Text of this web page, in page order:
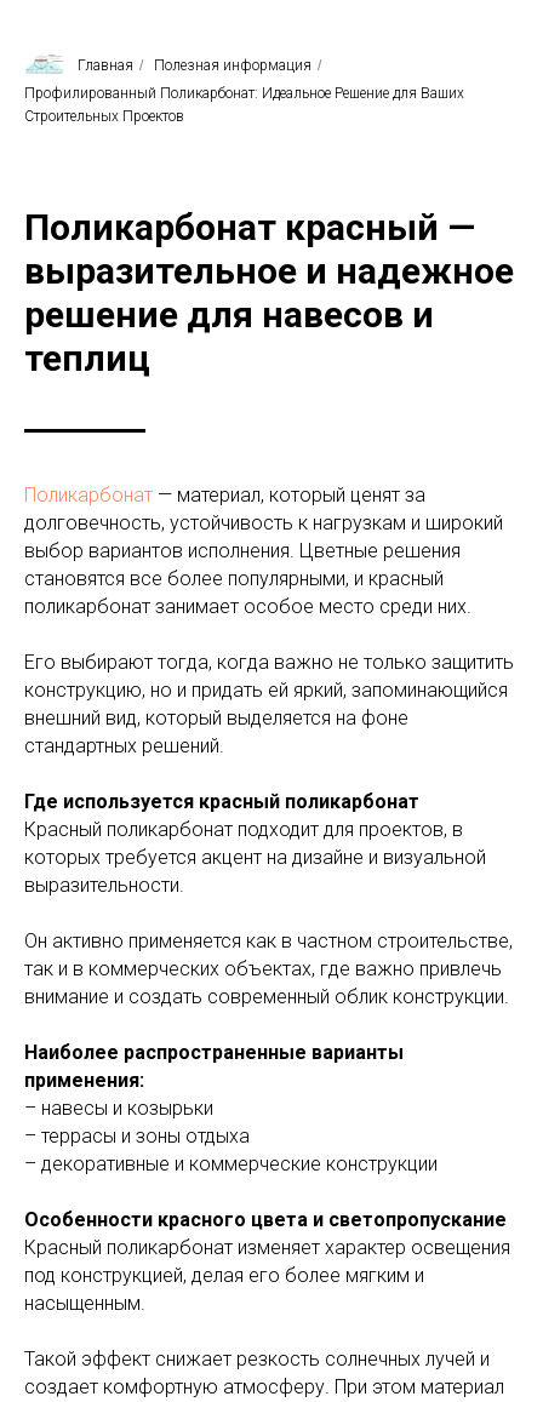
Главная / Полезная информация /
Профилированный Поликарбонат: Идеальное Решение для Ваших
Строительных Проектов
Поликарбонат красный —
выразительное и надежное
решение для навесов и
теплиц
Поликарбонат — материал, который ценят за
долговечность, устойчивость к нагрузкам и широкий
выбор вариантов исполнения. Цветные решения
становятся все более популярными, и красный
поликарбонат занимает особое место среди них.
Его выбирают тогда, когда важно не только защитить
конструкцию, но и придать ей яркий, запоминающийся
внешний вид, который выделяется на фоне
стандартных решений.
Где используется красный поликарбонат
Красный поликарбонат подходит для проектов, в
которых требуется акцент на дизайне и визуальной
выразительности.
Он активно применяется как в частном строительстве,
так и в коммерческих объектах, где важно привлечь
внимание и создать современный облик конструкции.
Наиболее распространенные варианты
применения:
– навесы и козырьки
– террасы и зоны отдыха
– декоративные и коммерческие конструкции
Особенности красного цвета и светопропускание
Красный поликарбонат изменяет характер освещения
под конструкцией, делая его более мягким и
насыщенным.
Такой эффект снижает резкость солнечных лучей и
создает комфортную атмосферу. При этом материал